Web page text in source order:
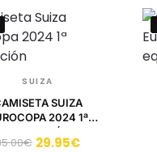
SUIZA
SUIZA
2024 1ª
EQUIPACIÓN
€ 29.95€